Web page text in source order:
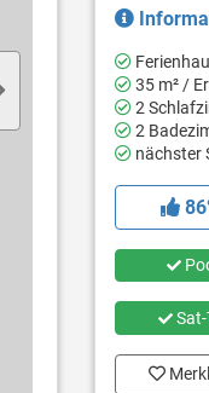
35 m² /
2
2
nächster
Sat-